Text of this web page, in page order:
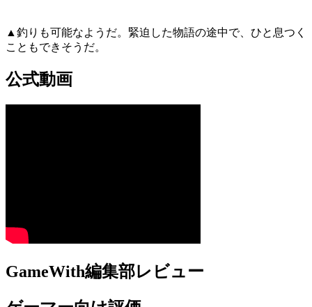
▲釣りも可能なようだ。緊迫した物語の途中で、ひと息つく
こともできそうだ。
公式動画
GameWith編集部レビュー